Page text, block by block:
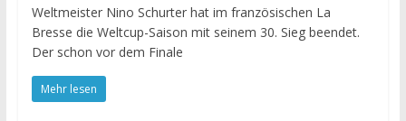
Weltmeister Nino Schurter hat im französischen La
Bresse die Weltcup-Saison mit seinem 30. Sieg beendet.
Der schon vor dem Finale
Mehr lesen